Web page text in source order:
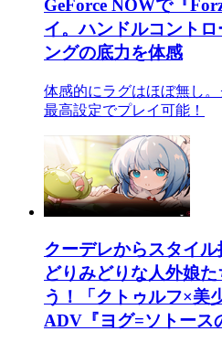
GeForce NOWで『
イ。ハンドルコント
ングの底力を体感
体感的にラグはほぼ無し
最高設定でプレイ可能！
クーデレからスタイ
どりみどりな人外娘
う！「クトゥルフ×美
ADV『ヨグ=ソトース